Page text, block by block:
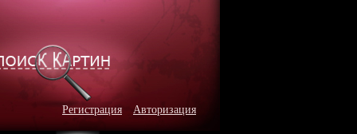
Регистрация Авторизация